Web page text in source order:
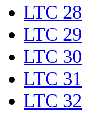
LTC 28
LTC 29
LTC 30
LTC 31
LTC 32